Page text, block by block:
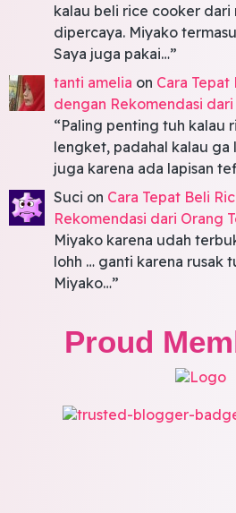
kalau beli rice cooker dari
dipercaya. Miyako
Saya juga pakai…”
tanti amelia on Cara
dengan Rekomendasi
“Paling penting tuh kalau
lengket, padahal kalau ga
juga karena ada lapisan
Suci on Cara Tepat Beli
Rekomendasi dari Orang
Miyako karena udah
lohh … ganti karena rusak
Miyako…”
Proud